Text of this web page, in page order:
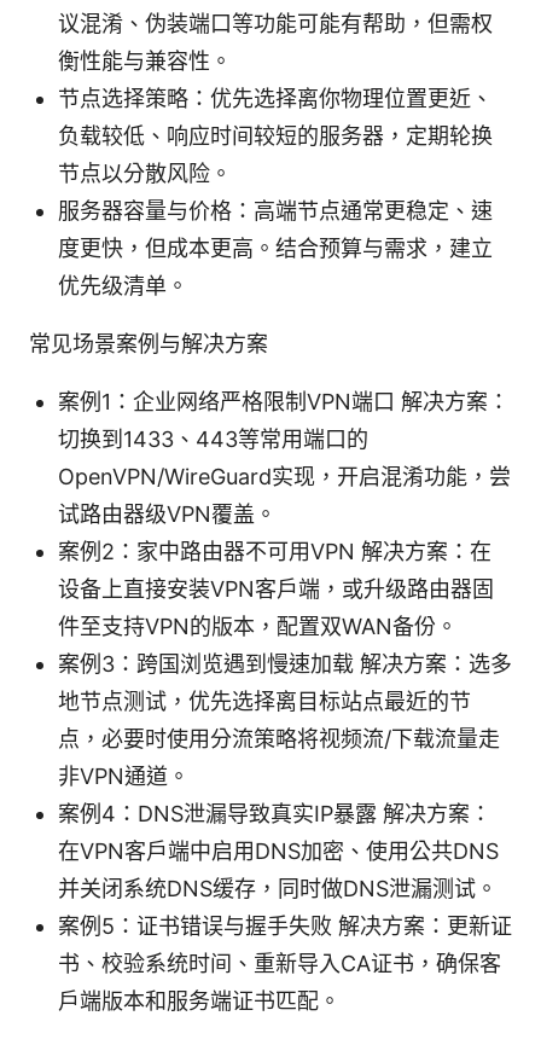
议混淆、伪装端口等功能可能有帮助，但需权
衡性能与兼容性。
节点选择策略：优先选择离你物理位置更近、
负载较低、响应时间较短的服务器，定期轮换
节点以分散风险。
服务器容量与价格：高端节点通常更稳定、速
度更快，但成本更高。结合预算与需求，建立
优先级清单。
常见场景案例与解决方案
案例1：企业网络严格限制VPN端口 解决方案：
切换到1433、443等常用端口的
OpenVPN/WireGuard实现，开启混淆功能，尝
试路由器级VPN覆盖。
案例2：家中路由器不可用VPN 解决方案：在
设备上直接安装VPN客户端，或升级路由器固
件至支持VPN的版本，配置双WAN备份。
案例3：跨国浏览遇到慢速加载 解决方案：选多
地节点测试，优先选择离目标站点最近的节
点，必要时使用分流策略将视频流/下载流量走
非VPN通道。
案例4：DNS泄漏导致真实IP暴露 解决方案：
在VPN客户端中启用DNS加密、使用公共DNS
并关闭系统DNS缓存，同时做DNS泄漏测试。
案例5：证书错误与握手失败 解决方案：更新证
书、校验系统时间、重新导入CA证书，确保客
户端版本和服务端证书匹配。